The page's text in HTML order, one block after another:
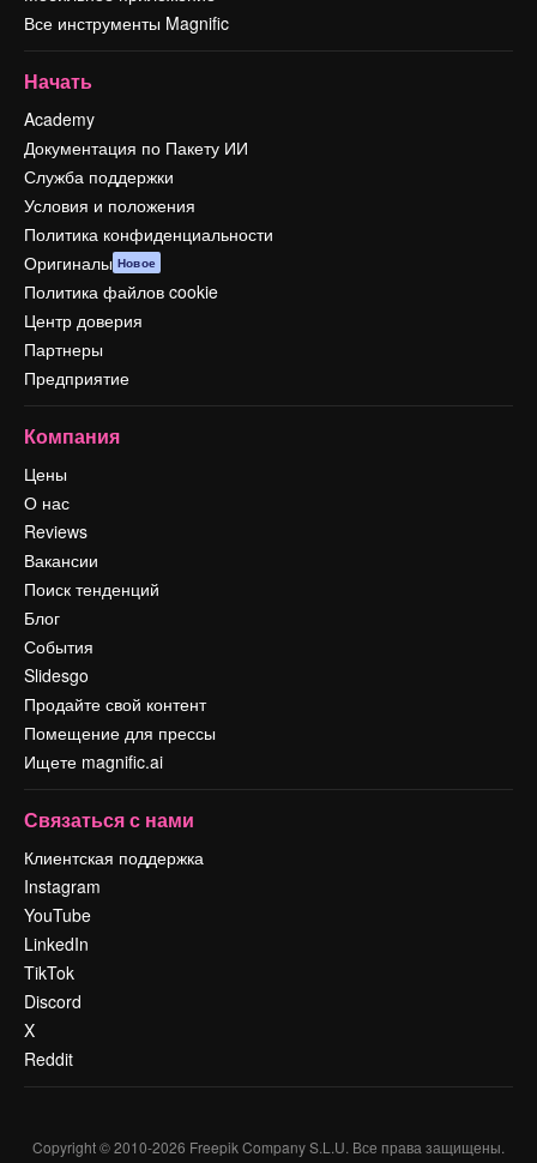
Все инструменты Magnific
Начать
Academy
Документация по Пакету ИИ
Служба поддержки
Условия и положения
Политика конфиденциальности
Оригиналы Новое
Политика файлов cookie
Центр доверия
Партнеры
Предприятие
Компания
Цены
О нас
Reviews
Вакансии
Поиск тенденций
Блог
События
Slidesgo
Продайте свой контент
Помещение для прессы
Ищете magnific.ai
Связаться с нами
Клиентская поддержка
Instagram
YouTube
LinkedIn
TikTok
Discord
X
Reddit
Copyright © 2010-2026 Freepik Company S.L.U. Все права защищены.